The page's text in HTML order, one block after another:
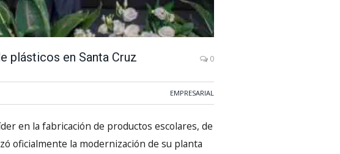
plásticos en Santa Cruz 0
EMPRESARIAL
en la fabricación de productos escolares, de
oficialmente la modernización de su planta